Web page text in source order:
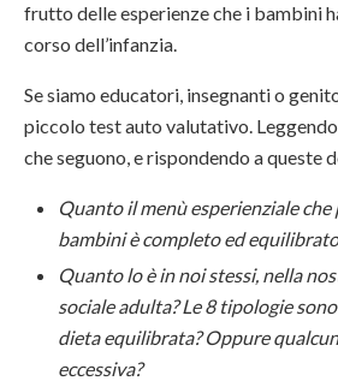
frutto delle esperienze che i bambini
corso dell’infanzia.
Se siamo educatori, insegnanti o
piccolo test auto valutativo.
che seguono, e rispondendo a queste
Quanto il menù esperienziale
bambini è completo ed
Quanto lo è in noi stessi, nella
sociale adulta? Le 8 tipologie
dieta equilibrata? Oppure
eccessiva?